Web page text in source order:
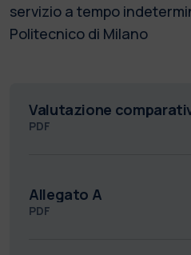
servizio a tempo
Politecnico di Milano
Valutazione
PDF
Allegato A
PDF